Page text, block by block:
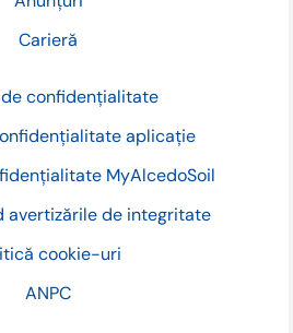
Carieră
confidențialitate
aplicație
MyAlcedoSoil
avertizările de integritate
cookie-uri
ANPC